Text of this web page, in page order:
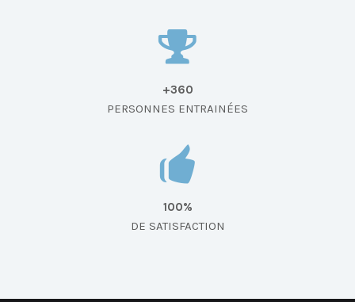
+360
PERSONNES ENTRAINÉES
100%
DE SATISFACTION